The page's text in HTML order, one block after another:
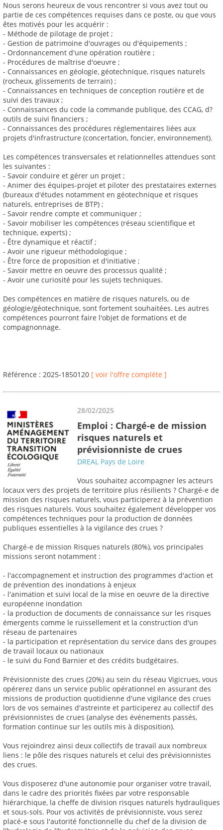
Nous serons heureux de vous rencontrer si vous avez tout ou
partie de ces compétences requises dans ce poste, ou que vous
êtes motivés pour les acquérir :
- Méthode de pilotage de projet ;
- Gestion de patrimoine d'ouvrages ou d'équipements ;
- Ordonnancement d'une opération routière ;
- Procédures de maîtrise d'oeuvre ;
- Connaissances en géologie, géotechnique, risques naturels
(rocheux, glissements de terrain) ;
- Connaissances en techniques de conception routière et de
suivi des travaux ;
- Connaissances du code la commande publique, des CCAG, d?
outils de suivi financiers ;
- Connaissances des procédures réglementaires liées aux
projets d'infrastructure (concertation, foncier, environnement).
Les compétences transversales et relationnelles attendues sont
les suivantes :
- Savoir conduire et gérer un projet ;
- Animer des équipes-projet et piloter des prestataires externes
(bureaux d'études notamment en géotechnique et risques
naturels, entreprises de BTP) ;
- Savoir rendre compte et communiquer ;
- Savoir mobiliser les compétences (réseau scientifique et
technique, experts) ;
- Être dynamique et réactif ;
- Avoir une rigueur méthodologique ;
- Être force de proposition et d'initiative ;
- Savoir mettre en oeuvre des processus qualité ;
- Avoir une curiosité pour les sujets techniques.
Des compétences en matière de risques naturels, ou de
géologie/géotechnique, sont fortement souhaitées. Les autres
compétences pourront faire l'objet de formations et de
compagnonnage.
Référence : 2025-1850120 [ voir l'offre complète ]
28/02/2025
Emploi : Chargé-e de mission
risques naturels et
prévisionniste de crues
DREAL Pays de Loire
Vous souhaitez accompagner les acteurs
locaux vers des projets de territoire plus résilients ? Chargé-e de
mission des risques naturels, vous participerez à la prévention
des risques naturels. Vous souhaitez également développer vos
compétences techniques pour la production de données
publiques essentielles à la vigilance des crues ?
Chargé-e de mission Risques naturels (80%), vos principales
missions seront notamment :
- l'accompagnement et instruction des programmes d'action et
de prévention des inondations à enjeux
- l'animation et suivi local de la mise en oeuvre de la directive
européenne inondation
- la production de documents de connaissance sur les risques
émergents comme le ruissellement et la construction d'un
réseau de partenaires
- la participation et représentation du service dans des groupes
de travail locaux ou nationaux
- le suivi du Fond Barnier et des crédits budgétaires.
Prévisionniste des crues (20%) au sein du réseau Vigicrues, vous
opérerez dans un service public opérationnel en assurant des
missions de production quotidienne d'une vigilance des crues
lors de vos semaines d'astreinte et participerez au collectif des
prévisionnistes de crues (analyse des événements passés,
formation continue sur les outils mis à disposition).
Vous rejoindrez ainsi deux collectifs de travail aux nombreux
liens : le pôle des risques naturels et celui des prévisionnistes
des crues.
Vous disposerez d'une autonomie pour organiser votre travail,
dans le cadre des priorités fixées par votre responsable
hiérarchique, la cheffe de division risques naturels hydrauliques
et sous-sols. Pour vos activités de prévisionniste, vous serez
placé-e sous l'autorité fonctionnelle du chef de la division de